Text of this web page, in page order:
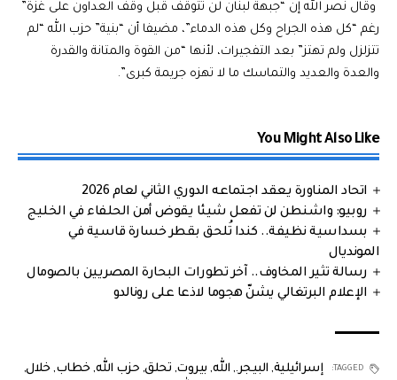
وقال نصر الله إن “جبهة لبنان لن تتوقف قبل وقف العداون على غزة”
رغم “كل هذه الجراح وكل هذه الدماء”، مضيفا أن “بنية” حزب الله “لم
تتزلزل ولم تهتز” بعد التفجيرات، لأنها “من القوة والمتانة والقدرة
والعدة والعديد والتماسك ما لا تهزه جريمة كبرى”.
You Might Also Like
اتحاد المناورة يعقد اجتماعه الدوري الثاني لعام 2026
روبيو: واشنطن لن تفعل شيئا يقوض أمن الحلفاء في الخليج
بسداسية نظيفة.. كندا تُلحق بقطر خسارة قاسية في
المونديال
رسالة تثير المخاوف.. آخر تطورات البحارة المصريين بالصومال
الإعلام البرتغالي يشنّ هجوما لاذعا على رونالدو
TAGGED: إسرائيلية, البيجر., الله, بيروت, تحلق, حزب الله,خطاب,خلال,